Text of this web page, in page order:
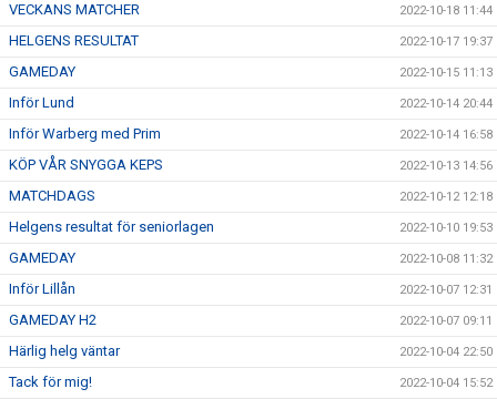
VECKANS MATCHER 2022-10-18 11:44
HELGENS RESULTAT 2022-10-17 19:37
GAMEDAY 2022-10-15 11:13
Inför Lund 2022-10-14 20:44
Inför Warberg med Prim 2022-10-14 16:58
KÖP VÅR SNYGGA KEPS 2022-10-13 14:56
MATCHDAGS 2022-10-12 12:18
Helgens resultat för seniorlagen 2022-10-10 19:53
GAMEDAY 2022-10-08 11:32
Inför Lillån 2022-10-07 12:31
GAMEDAY H2 2022-10-07 09:11
Härlig helg väntar 2022-10-04 22:50
Tack för mig! 2022-10-04 15:52